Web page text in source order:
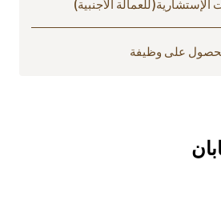
الأجنبية)
على وظيفة